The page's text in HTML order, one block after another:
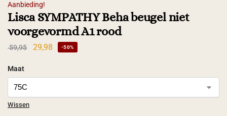
Aanbieding!
Lisca SYMPATHY Beha beugel niet
voorgevormd A1 rood
59,95 29,98 -50%
Maat
Wissen